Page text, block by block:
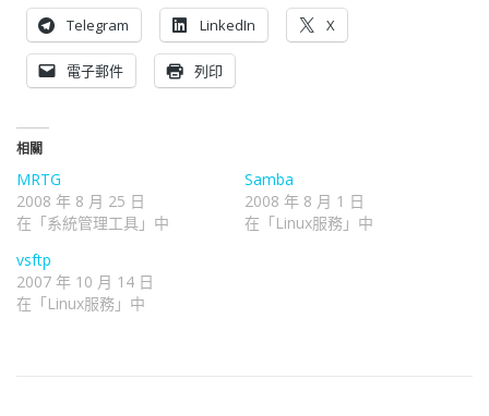
Telegram LinkedIn X
電子郵件 列印
相關
MRTG
2008 年 8 月 25 日
在「系統管理工具」中
Samba
2008 年 8 月 1 日
在「Linux服務」中
vsftp
2007 年 10 月 14 日
在「Linux服務」中